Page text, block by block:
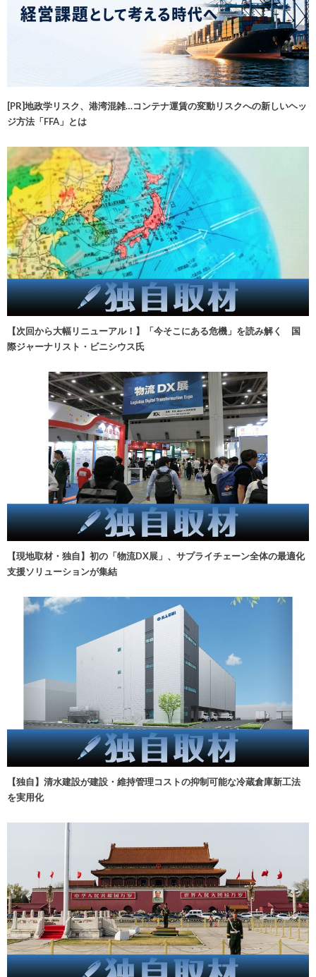
[PR]地政学リスク、港湾混雑…コンテナ運賃の変動リスクへの新しいヘッ
ジ方法「FFA」とは
【次回から大幅リニューアル！】「今そこにある危機」を読み解く 国
際ジャーナリスト・ビニシウス氏
【現地取材・独自】初の「物流DX展」、サプライチェーン全体の最適化
支援ソリューションが集結
【独自】清水建設が建設・維持管理コストの抑制可能な冷蔵倉庫新工法
を実用化